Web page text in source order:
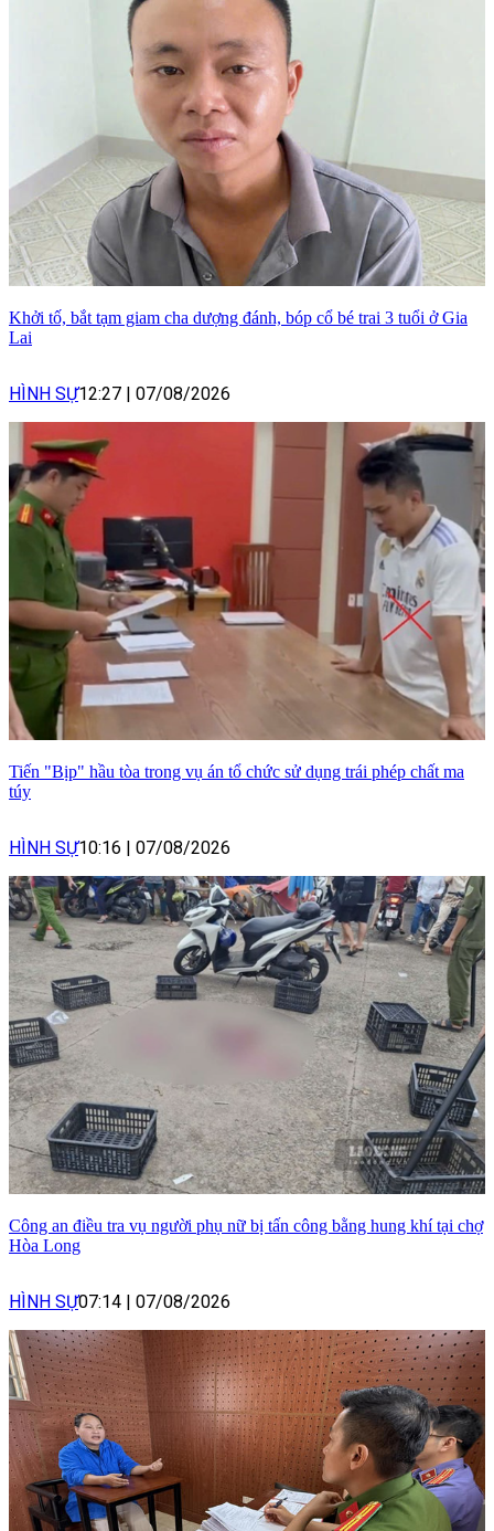
Khởi tố, bắt tạm giam cha dượng đánh, bóp cổ bé trai 3 tuổi ở Gia
Lai
HÌNH SỰ12:27 | 07/08/2026
Tiến "Bịp" hầu tòa trong vụ án tổ chức sử dụng trái phép chất ma
túy
HÌNH SỰ10:16 | 07/08/2026
Công an điều tra vụ người phụ nữ bị tấn công bằng hung khí tại chợ
Hòa Long
HÌNH SỰ07:14 | 07/08/2026